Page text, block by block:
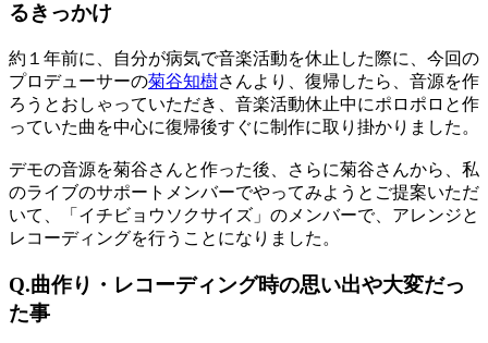
るきっかけ
約１年前に、自分が病気で音楽活動を休止した際に、今回の
プロデューサーの菊谷知樹さんより、復帰したら、音源を作
ろうとおしゃっていただき、音楽活動休止中にポロポロと作
っていた曲を中心に復帰後すぐに制作に取り掛かりました。
デモの音源を菊谷さんと作った後、さらに菊谷さんから、私
のライブのサポートメンバーでやってみようとご提案いただ
いて、「イチビョウソクサイズ」のメンバーで、アレンジと
レコーディングを行うことになりました。
Q.曲作り・レコーディング時の思い出や大変だっ
た事